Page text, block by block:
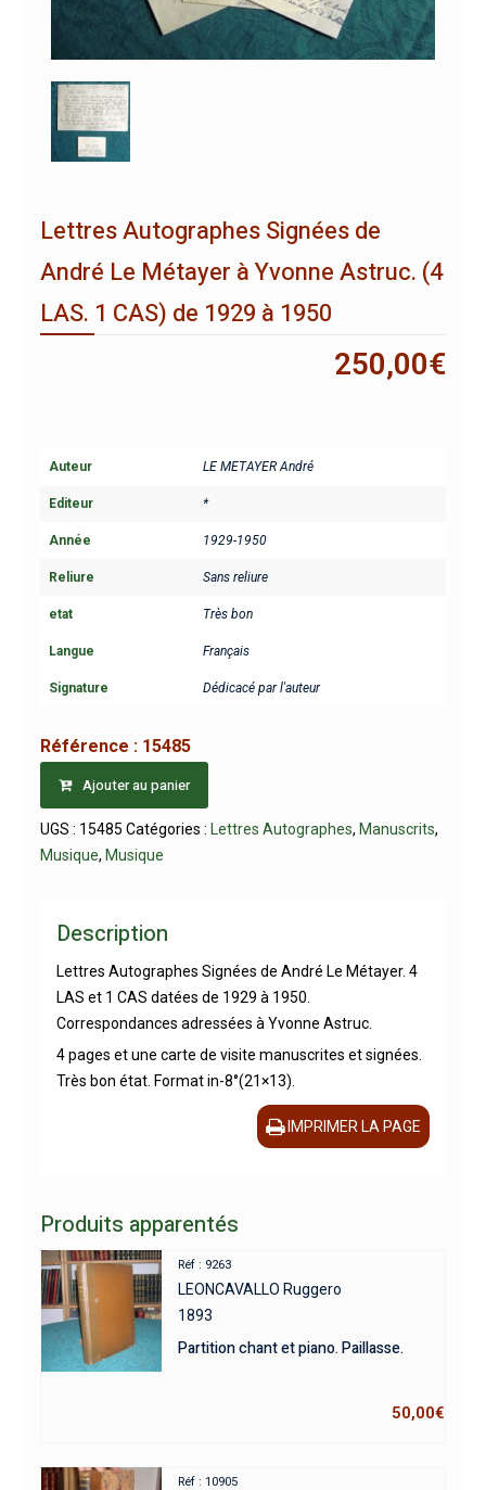
Lettres Autographes Signées de
André Le Métayer à Yvonne Astruc. (4
LAS. 1 CAS) de 1929 à 1950
250,00€
Auteur LE METAYER André
Editeur *
Année 1929-1950
Reliure Sans reliure
etat Très bon
Langue Français
Signature Dédicacé par l'auteur
Référence : 15485
Ajouter au panier
UGS : 15485 Catégories : Lettres Autographes, Manuscrits,
Musique, Musique
Description
Lettres Autographes Signées de André Le Métayer. 4
LAS et 1 CAS datées de 1929 à 1950.
Correspondances adressées à Yvonne Astruc.
4 pages et une carte de visite manuscrites et signées.
Très bon état. Format in-8°(21×13).
IMPRIMER LA PAGE
Produits apparentés
Réf : 9263
LEONCAVALLO Ruggero
1893
Partition chant et piano. Paillasse.
50,00€
Réf : 10905